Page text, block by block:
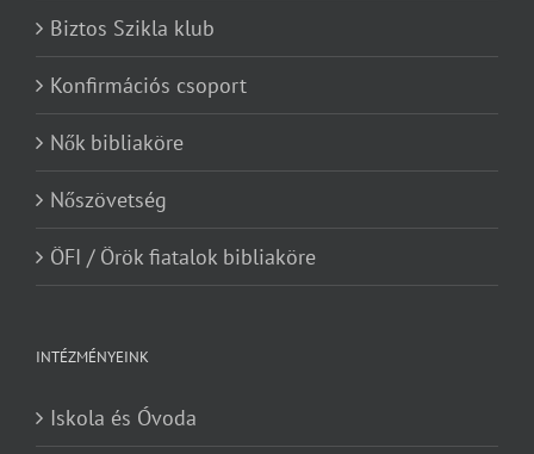
Biztos Szikla klub
Konfirmációs csoport
Nők bibliaköre
Nőszövetség
ÖFI / Örök fiatalok bibliaköre
INTÉZMÉNYEINK
Iskola és Óvoda